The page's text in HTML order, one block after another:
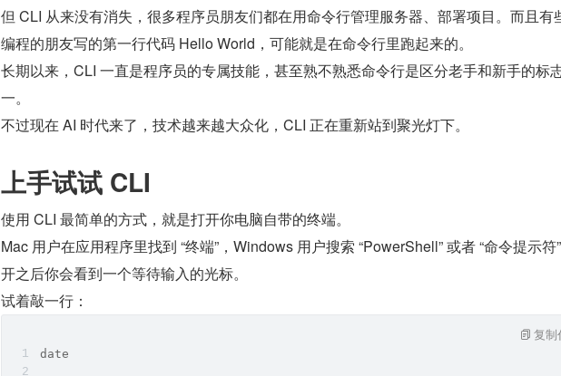
但 CLI 从来没有消失，很多程序员朋友们都在用命令行管理服务器、部署项目。而且有
编程的朋友写的第一行代码 Hello World，可能就是在命令行里跑起来的。
长期以来，CLI 一直是程序员的专属技能，甚至熟不熟悉命令行是区分老手和新手的标
一。
不过现在 AI 时代来了，技术越来越大众化，CLI 正在重新站到聚光灯下。
上手试试 CLI
使用 CLI 最简单的方式，就是打开你电脑自带的终端。
Mac 用户在应用程序里找到 “终端”，Windows 用户搜索 “PowerShell” 或者 “命令提示符
开之后你会看到一个等待输入的光标。
试着敲一行：
date
复制